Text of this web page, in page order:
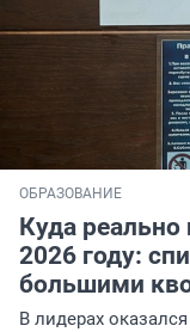
ОБРАЗОВАНИЕ
Куда
2026 году:
большими
В лидерах